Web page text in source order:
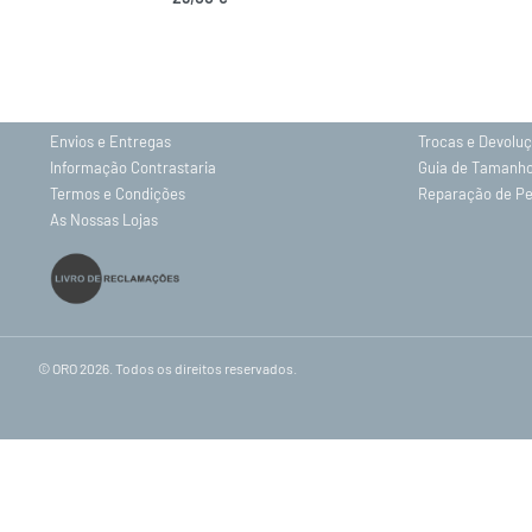
Envios e Entregas
Trocas e
Informação Contrastaria
Guia de
Termos e Condições
Reparação de
As Nossas Lojas
© ORO 2026. Todos os direitos reservados.